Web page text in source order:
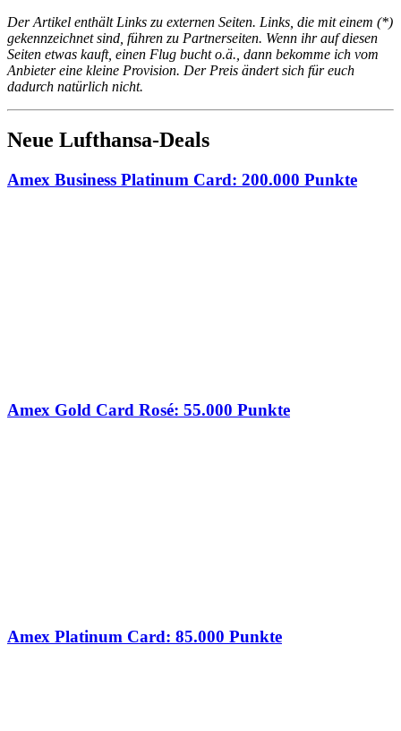
Der Artikel enthält Links zu externen Seiten. Links, die mit einem (*)
gekennzeichnet sind, führen zu Partnerseiten. Wenn ihr auf diesen
Seiten etwas kauft, einen Flug bucht o.ä., dann bekomme ich vom
Anbieter eine kleine Provision. Der Preis ändert sich für euch
dadurch natürlich nicht.
Neue Lufthansa-Deals
Amex Business Platinum Card: 200.000 Punkte
Amex Gold Card Rosé: 55.000 Punkte
Amex Platinum Card: 85.000 Punkte